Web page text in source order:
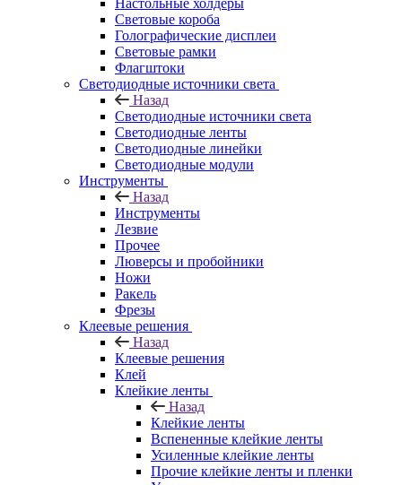
Настольные холдеры
Световые короба
Голографические дисплеи
Световые рамки
Флагштоки
Светодиодные источники света
Назад
Светодиодные источники света
Светодиодные ленты
Светодиодные линейки
Светодиодные модули
Инструменты
Назад
Инструменты
Лезвие
Прочее
Люверсы и пробойники
Ножи
Ракель
Фрезы
Клеевые решения
Назад
Клеевые решения
Клей
Клейкие ленты
Назад
Клейкие ленты
Вспененные клейкие ленты
Усиленные клейкие ленты
Прочие клейкие ленты и пленки